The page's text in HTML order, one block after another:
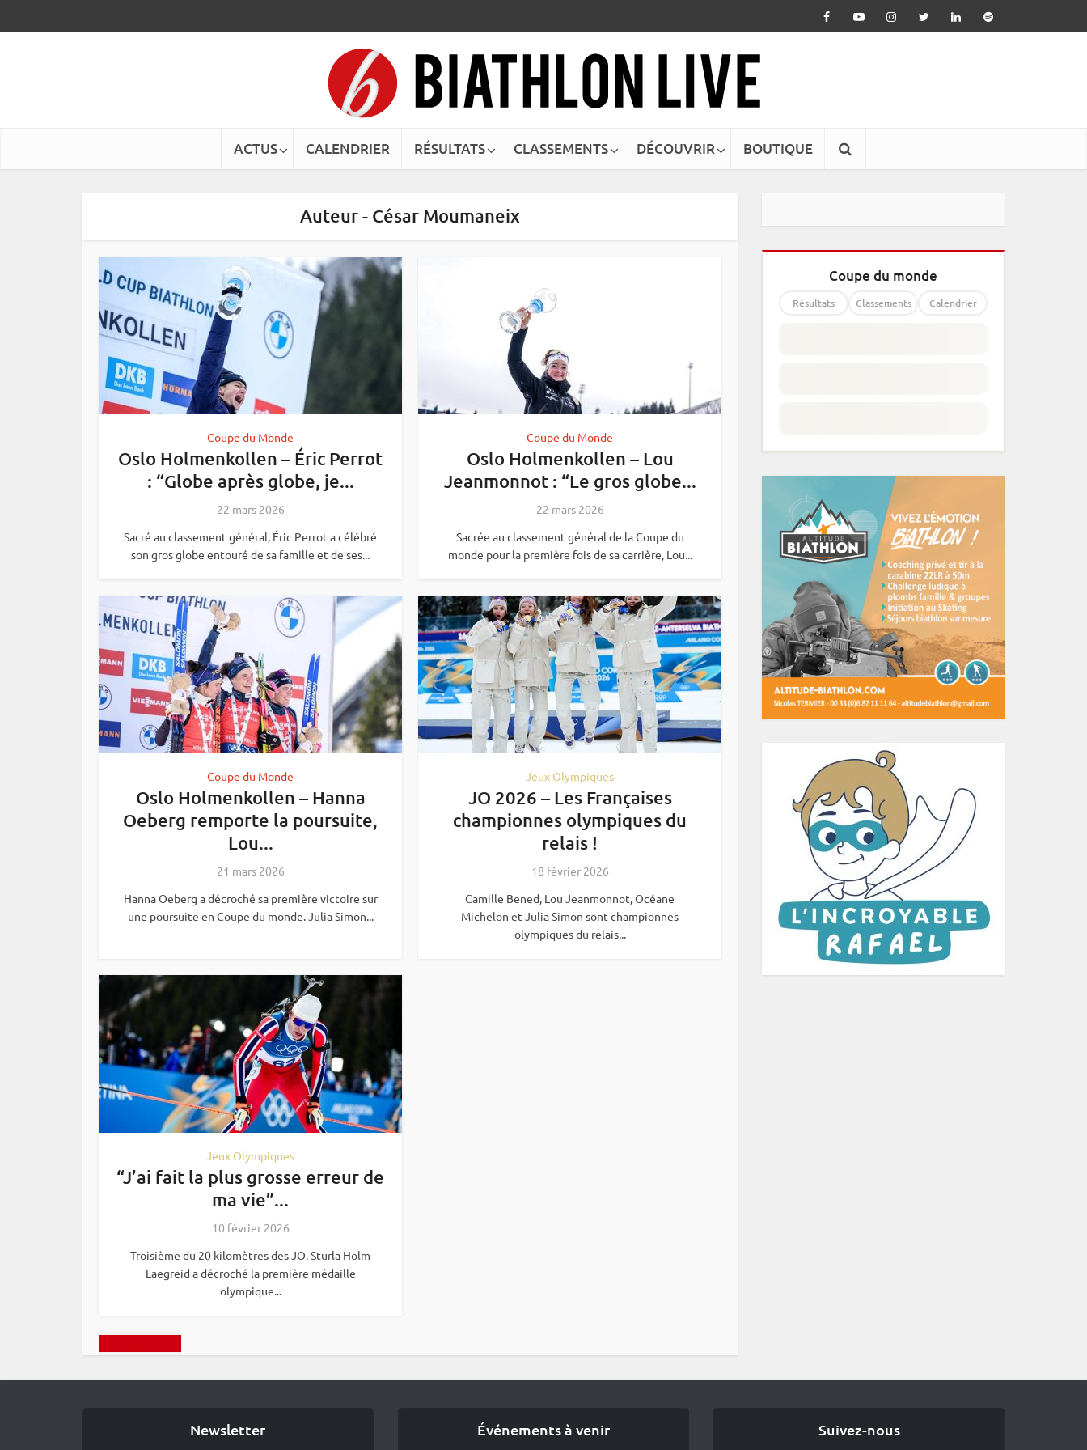
ACTUS CALENDRIER RÉSULTATS CLASSEMENTS DÉCOUVRIR BOUTIQUE
Auteur - César Moumaneix
Coupe du Monde
Oslo Holmenkollen – Éric Perrot
: “Globe après globe, je...
22 mars 2026
Sacré au classement général, Éric Perrot a célébré
son gros globe entouré de sa famille et de ses...
Coupe du Monde
Oslo Holmenkollen – Lou
Jeanmonnot : “Le gros globe...
22 mars 2026
Sacrée au classement général de la Coupe du
monde pour la première fois de sa carrière, Lou...
Coupe du Monde
Oslo Holmenkollen – Hanna
Oeberg remporte la poursuite,
Lou...
21 mars 2026
Hanna Oeberg a décroché sa première victoire sur
une poursuite en Coupe du monde. Julia Simon...
Jeux Olympiques
JO 2026 – Les Françaises
championnes olympiques du
relais !
18 février 2026
Camille Bened, Lou Jeanmonnot, Océane
Michelon et Julia Simon sont championnes
olympiques du relais...
Jeux Olympiques
“J’ai fait la plus grosse erreur de
ma vie”...
10 février 2026
Troisième du 20 kilomètres des JO, Sturla Holm
Laegreid a décroché la première médaille
olympique...
Coupe du monde
Résultats Classements Calendrier
Newsletter Événements à venir Suivez-nous